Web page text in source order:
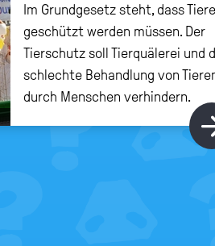
Im Grundgesetz steht, dass Tiere
geschützt werden müssen. Der
Tierschutz soll Tierquälerei und
schlechte Behandlung von
durch Menschen verhindern.